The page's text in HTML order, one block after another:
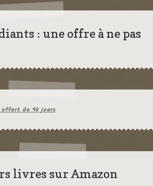
: une offre à ne pas
offert de 90 jours
livres sur Amazon